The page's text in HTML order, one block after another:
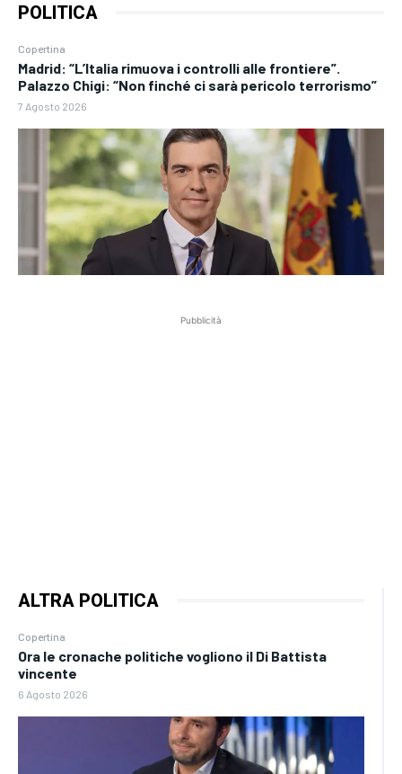
POLITICA
Copertina
Madrid: “L’Italia rimuova i controlli alle frontiere”.
Palazzo Chigi: “Non finché ci sarà pericolo terrorismo”
7 Agosto 2026
Pubblicità
ALTRA POLITICA
Copertina
Ora le cronache politiche vogliono il Di Battista
vincente
6 Agosto 2026